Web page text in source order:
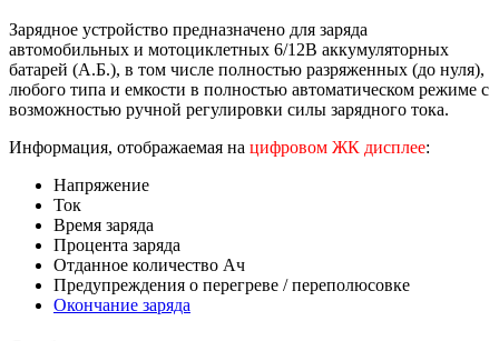
Зарядное устройство предназначено для заряда
автомобильных и мотоциклетных 6/12В аккумуляторных
батарей (А.Б.), в том числе полностью разряженных (до нуля),
любого типа и емкости в полностью автоматическом режиме с
возможностью ручной регулировки силы зарядного тока.
Информация, отображаемая на цифровом ЖК дисплее:
Напряжение
Ток
Время заряда
Процента заряда
Отданное количество Ач
Предупреждения о перегреве / переполюсовке
Окончание заряда